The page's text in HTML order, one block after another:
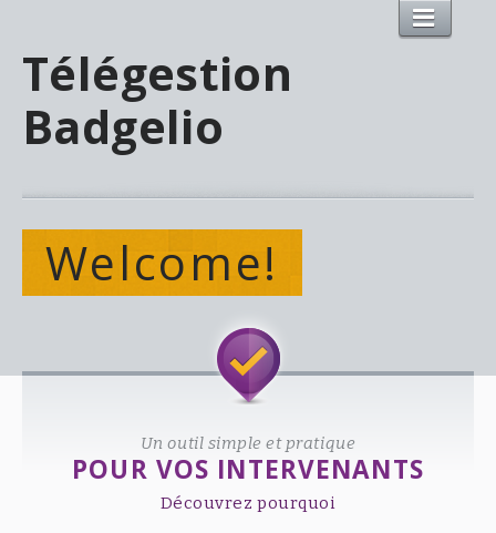
Télégestion
Badgelio
Welcome!
Un outil simple et pratique
POUR VOS INTERVENANTS
Découvrez pourquoi